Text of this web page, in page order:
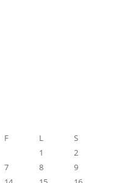
F L
S
1
2
7 8
9